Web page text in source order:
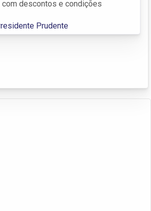
com descontos e condições
Prudente